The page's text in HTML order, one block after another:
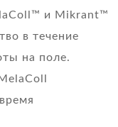
и Mikrant™
в течение
на поле.